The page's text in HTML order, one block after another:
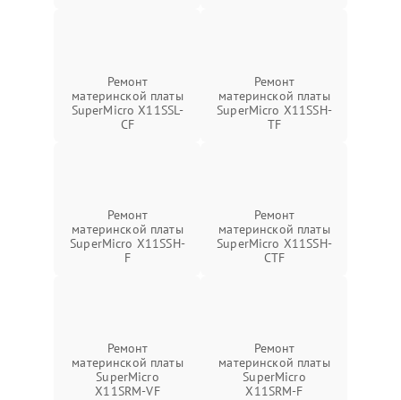
Ремонт
материнской платы
SuperMicro X11SSL-
CF
Ремонт
материнской платы
SuperMicro X11SSH-
TF
Ремонт
материнской платы
SuperMicro X11SSH-
F
Ремонт
материнской платы
SuperMicro X11SSH-
CTF
Ремонт
материнской платы
SuperMicro
X11SRM-VF
Ремонт
материнской платы
SuperMicro
X11SRM-F